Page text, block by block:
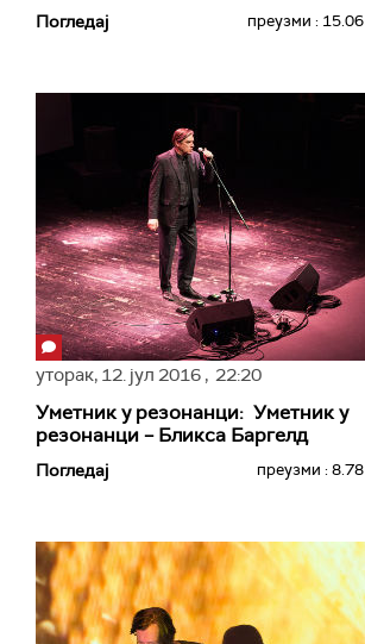
Погледај преузми :
уторак, 12. јул 2016 , 22:20
Уметник у резонанци: Уметник у
резонанци – Бликса Баргелд
Погледај преузми :